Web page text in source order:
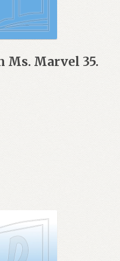
Ms. Marvel 35.